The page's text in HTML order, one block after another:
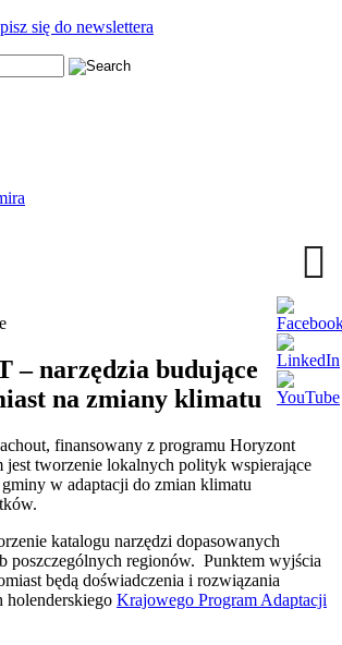
się do newslettera
i szkoleniowe z zakresu
miast, nasza specjalizacja to wdrażanie
i adaptacja miast do zmian klimatu
– narzędzia budujące
na zmiany klimatu
finansowany z programu Horyzont
jest tworzenie lokalnych polityk wspierające
w adaptacji do zmian klimatu
katalogu narzędzi dopasowanych
poszczególnych regionów. Punktem wyjścia
będą doświadczenia i rozwiązania
holenderskiego Krajowego Program Adaptacji